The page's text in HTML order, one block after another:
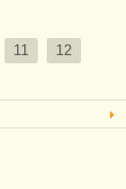
11 12